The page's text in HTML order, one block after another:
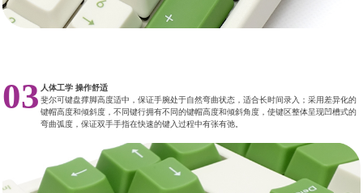
03 人体工学 操作舒适
斐尔可键盘撑脚高度适中，保证手腕处于自然弯曲状态，适合长时间录入；采用差异化的
键帽高度和倾斜度，不同键行拥有不同的键帽高度和倾斜角度，使键区整体呈现凹槽式的
弯曲弧度，保证双手手指在快速的键入过程中有张有弛。